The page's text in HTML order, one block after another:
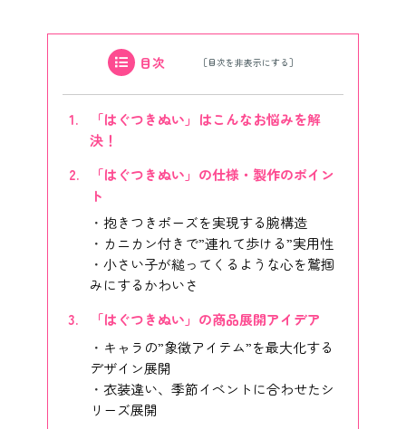
目次
「はぐつきぬい」はこんなお悩みを解
決！
「はぐつきぬい」の仕様・製作のポイン
ト
抱きつきポーズを実現する腕構造
カニカン付きで”連れて歩ける”実用性
小さい子が縋ってくるような心を鷲掴
みにするかわいさ
「はぐつきぬい」の商品展開アイデア
キャラの”象徴アイテム”を最大化する
デザイン展開
衣装違い、季節イベントに合わせたシ
リーズ展開